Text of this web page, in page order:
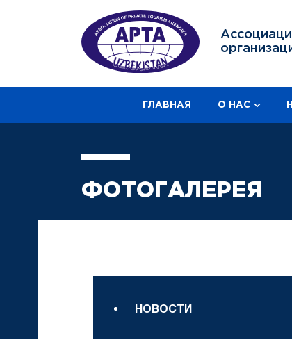
ГЛАВНАЯ О НАС
ФОТОГАЛЕРЕЯ
НОВОСТИ